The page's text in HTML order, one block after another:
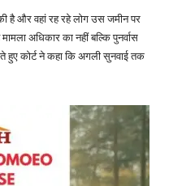
है और वहां रह रहे लोग उस जमीन पर
अधिकार का नहीं बल्कि पुनर्वास
हुए कोर्ट ने कहा कि अगली सुनवाई तक